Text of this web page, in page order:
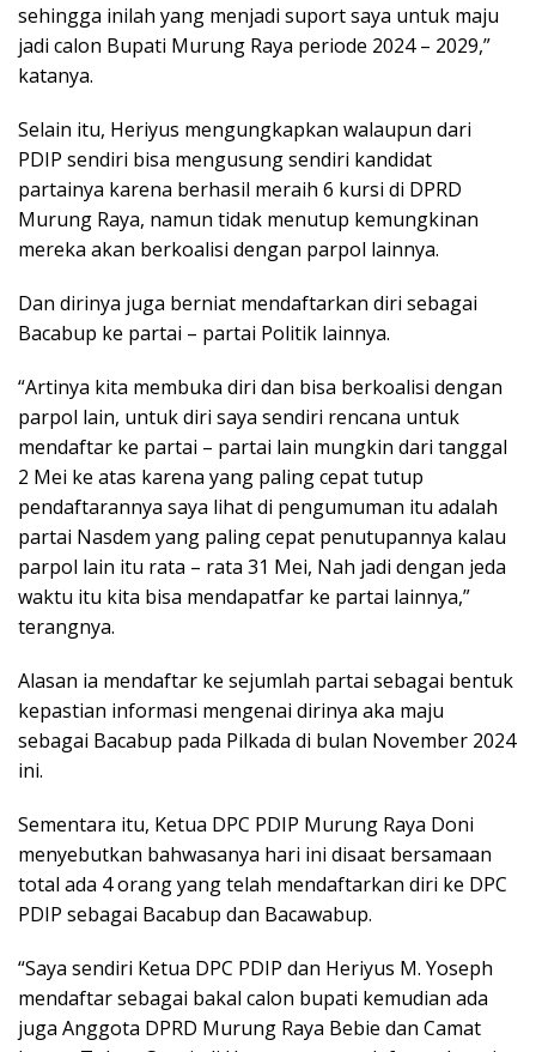
sehingga inilah yang menjadi suport saya untuk maju
jadi calon Bupati Murung Raya periode 2024 – 2029,”
katanya.
Selain itu, Heriyus mengungkapkan walaupun dari
PDIP sendiri bisa mengusung sendiri kandidat
partainya karena berhasil meraih 6 kursi di DPRD
Murung Raya, namun tidak menutup kemungkinan
mereka akan berkoalisi dengan parpol lainnya.
Dan dirinya juga berniat mendaftarkan diri sebagai
Bacabup ke partai – partai Politik lainnya.
“Artinya kita membuka diri dan bisa berkoalisi dengan
parpol lain, untuk diri saya sendiri rencana untuk
mendaftar ke partai – partai lain mungkin dari tanggal
2 Mei ke atas karena yang paling cepat tutup
pendaftarannya saya lihat di pengumuman itu adalah
partai Nasdem yang paling cepat penutupannya kalau
parpol lain itu rata – rata 31 Mei, Nah jadi dengan jeda
waktu itu kita bisa mendapatfar ke partai lainnya,”
terangnya.
Alasan ia mendaftar ke sejumlah partai sebagai bentuk
kepastian informasi mengenai dirinya aka maju
sebagai Bacabup pada Pilkada di bulan November 2024
ini.
Sementara itu, Ketua DPC PDIP Murung Raya Doni
menyebutkan bahwasanya hari ini disaat bersamaan
total ada 4 orang yang telah mendaftarkan diri ke DPC
PDIP sebagai Bacabup dan Bacawabup.
“Saya sendiri Ketua DPC PDIP dan Heriyus M. Yoseph
mendaftar sebagai bakal calon bupati kemudian ada
juga Anggota DPRD Murung Raya Bebie dan Camat